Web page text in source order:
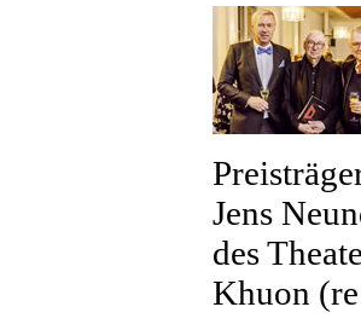
Jens
des
Khuon